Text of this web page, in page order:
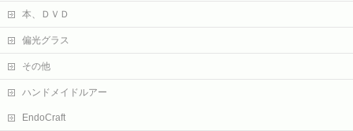
本、ＤＶＤ
偏光グラス
その他
ハンドメイドルアー
EndoCraft